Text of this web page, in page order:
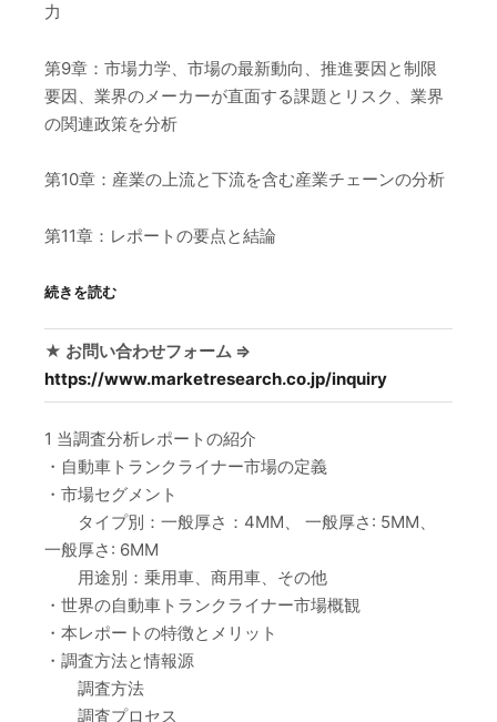
力
第9章：市場力学、市場の最新動向、推進要因と制限
要因、業界のメーカーが直面する課題とリスク、業界
の関連政策を分析
第10章：産業の上流と下流を含む産業チェーンの分析
第11章：レポートの要点と結論
続きを読む
★ お問い合わせフォーム ⇒
https://www.marketresearch.co.jp/inquiry
1 当調査分析レポートの紹介
・自動車トランクライナー市場の定義
・市場セグメント
タイプ別：一般厚さ：4MM、 一般厚さ: 5MM、
一般厚さ: 6MM
用途別：乗用車、商用車、その他
・世界の自動車トランクライナー市場概観
・本レポートの特徴とメリット
・調査方法と情報源
調査方法
調査プロセス